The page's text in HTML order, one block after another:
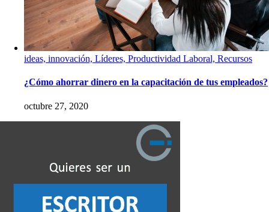
ideas, innovación, Líderes, Productividad Laboral, Recursos
¿Cómo ahorrar dinero en la capacitación de tus empleados?
octubre 27, 2020